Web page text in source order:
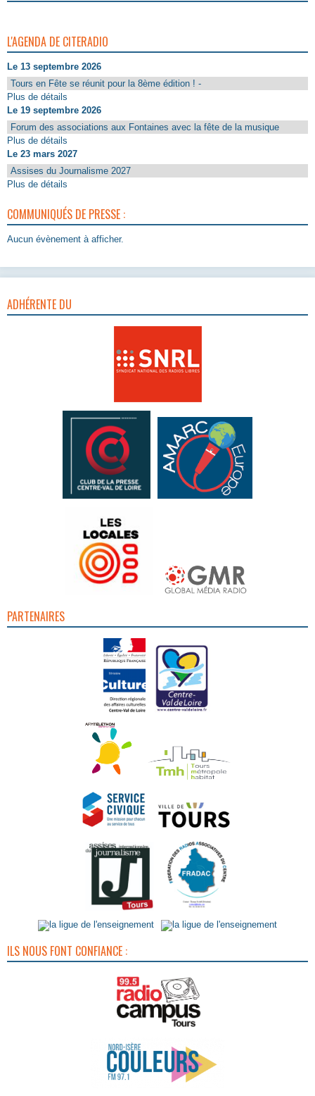
L'AGENDA DE CITERADIO
Le 13 septembre 2026
Tours en Fête se réunit pour la 8ème édition ! -
Plus de détails
Le 19 septembre 2026
Forum des associations aux Fontaines avec la fête de la musique
Plus de détails
Le 23 mars 2027
Assises du Journalisme 2027
Plus de détails
COMMUNIQUÉS DE PRESSE :
Aucun évènement à afficher.
ADHÉRENTE DU
PARTENAIRES
ILS NOUS FONT CONFIANCE :